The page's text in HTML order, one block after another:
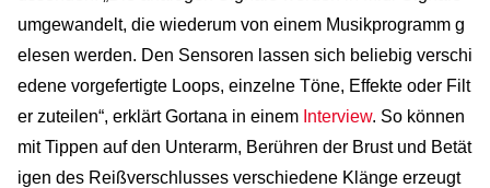
umgewandelt, die wiederum von einem Musikprogramm g
elesen werden. Den Sensoren lassen sich beliebig verschi
edene vorgefertigte Loops, einzelne Töne, Effekte oder Filt
er zuteilen“, erklärt Gortana in einem Interview. So können
mit Tippen auf den Unterarm, Berühren der Brust und Betät
igen des Reißverschlusses verschiedene Klänge erzeugt